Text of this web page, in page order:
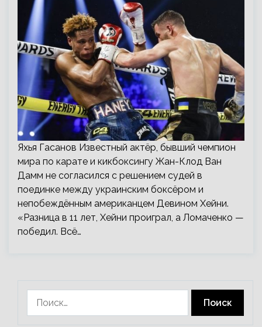
Яхья Гасанов Известный актёр, бывший чемпион
мира по карате и кикбоксингу Жан-Клод Ван
Дамм не согласился с решением судей в
поединке между украинским боксёром и
непобеждённым американцем Девином Хейни.
«Разница в 11 лет, Хейни проиграл, а Ломаченко —
победил. Всё…